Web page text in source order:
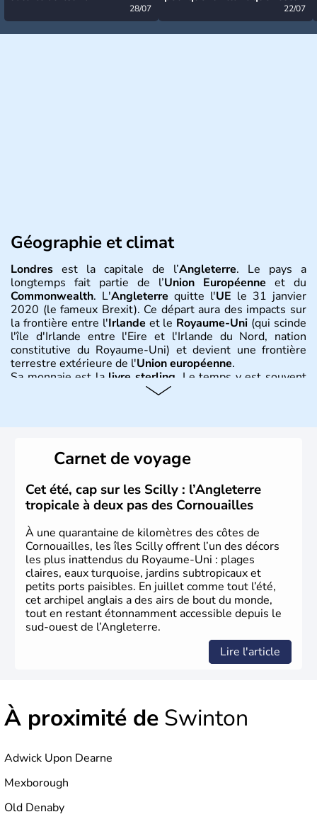
28/07 22/07
Géographie et climat
Londres est la capitale de l’Angleterre. Le pays a
longtemps fait partie de l’Union Européenne et du
Commonwealth. L'Angleterre quitte l'UE le 31 janvier
2020 (le fameux Brexit). Ce départ aura des impacts sur
la frontière entre l'Irlande et le Royaume-Uni (qui scinde
l'île d'Irlande entre l'Eire et l'Irlande du Nord, nation
constitutive du Royaume-Uni) et devient une frontière
terrestre extérieure de l'Union européenne.
Sa monnaie est lalivre sterling . Le temps y est souvent
instable avec de nombreuses précipitations : il s’agit d’un
Histoire et administration
L'Angleterre est l’une des quatre nations constitutives du
Royaume-Uni. Elle est peuplée de plus de 50 millions
d’habitants, les Anglais, et constitue à elle seule, près de
84% de la population de l’ensemble. Le pays s’est créé au
Xème siècle et tient son nom desAngles
germanique installé sur ces terres. Première démocratie
parlementaire au monde, elle doit son développement à
l’essor industriel du XIXème siècle.
Carnet de voyage
Cet été, cap sur les Scilly : l’Angleterre
tropicale à deux pas des Cornouailles
À une quarantaine de kilomètres des côtes de
Cornouailles, les îles Scilly offrent l’un des décors
les plus inattendus du Royaume-Uni : plages
claires, eaux turquoise, jardins subtropicaux et
petits ports paisibles. En juillet comme tout l’été,
cet archipel anglais a des airs de bout du monde,
tout en restant étonnamment accessible depuis le
sud-ouest de l’Angleterre.
Lire l'article
À proximité de Swinton
Adwick Upon Dearne
Mexborough
Old Denaby